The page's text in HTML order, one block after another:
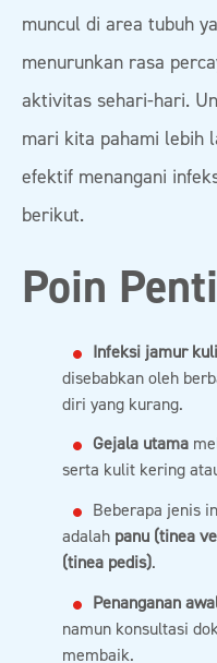
muncul di area tubuh
menurunkan rasa
aktivitas sehari-hari.
mari kita pahami lebih
efektif menangani
berikut.
Poin
Infeksi jamur
disebabkan oleh
diri yang kurang.
Gejala utama
serta kulit kering
Beberapa jenis
adalah panu (tinea
(tinea pedis).
Penanganan
namun konsultasi
membaik.